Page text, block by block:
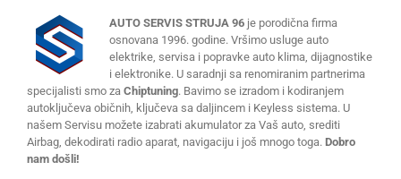
AUTO SERVIS STRUJA 96 je porodična firma
osnovana 1996. godine. Vršimo usluge auto
elektrike, servisa i popravke auto klima, dijagnostike
i elektronike. U saradnji sa renomiranim partnerima
specijalisti smo za Chiptuning. Bavimo se izradom i kodiranjem
autoključeva običnih, ključeva sa daljincem i Keyless sistema. U
našem Servisu možete izabrati akumulator za Vaš auto, srediti
Airbag, dekodirati radio aparat, navigaciju i još mnogo toga. Dobro
nam došli!